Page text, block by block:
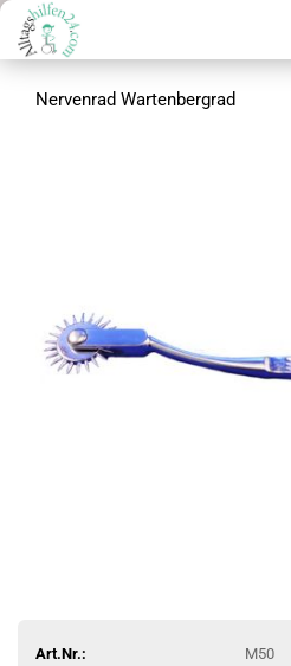
Nervenrad Wartenbergrad
Art.Nr.:
M50